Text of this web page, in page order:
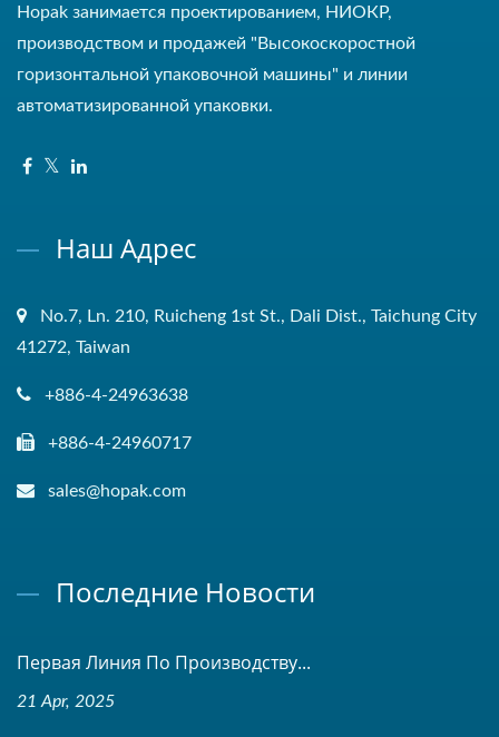
Hopak занимается проектированием, НИОКР,
производством и продажей "Высокоскоростной
горизонтальной упаковочной машины" и линии
автоматизированной упаковки.
Наш Адрес
No.7, Ln. 210, Ruicheng 1st St., Dali Dist., Taichung City
41272, Taiwan
+886-4-24963638
+886-4-24960717
sales@hopak.com
Последние Новости
Первая Линия По Производству...
21 Apr, 2025